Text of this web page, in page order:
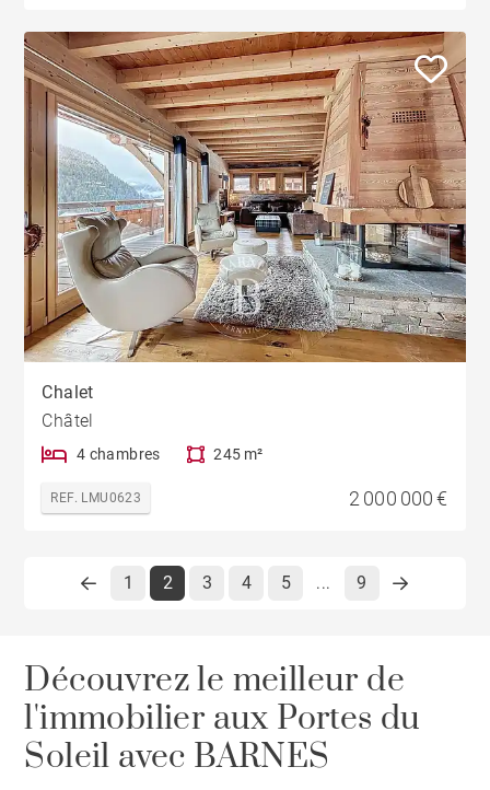
Chalet
Châtel
4 chambres 245 m²
REF. LMU0623 2 000 000 €
1 2 3 4 5 ... 9
Découvrez le meilleur de
l'immobilier aux Portes du
Soleil avec BARNES